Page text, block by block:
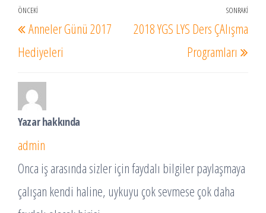
Yazı
gezinmesi
Önceki
Yazı
ÖNCEKI
Anneler Günü 2017
Hediyeleri
SONRAKI
2018 YGS LYS Ders ÇAlışma
Programları
Yazar hakkında
admin
Onca iş arasında sizler için faydalı bilgiler paylaşmaya
çalışan kendi haline, uykuyu çok sevmese çok daha